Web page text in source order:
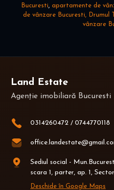
Bucuresti, apartamente de
de vânzare Bucuresti, Drumul
vânzare
Land Estate
Agenție imobiliară Bucuresti
0314260472 / 0744770118
Sediul social -
scara 1, parter, ap. 1,
Deschide în Google Maps